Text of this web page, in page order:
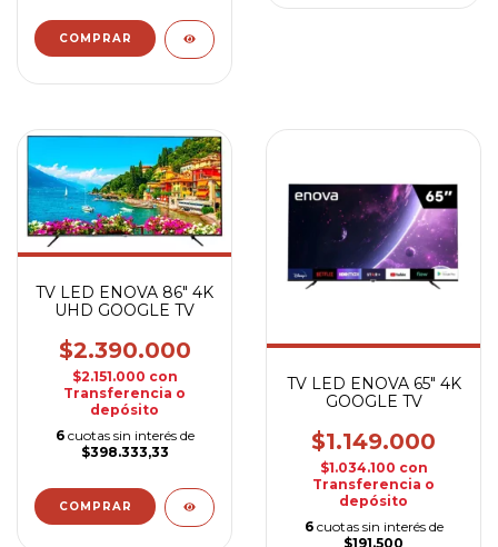
TV LED ENOVA 86" 4K
UHD GOOGLE TV
$2.390.000
$2.151.000 con
Transferencia o
depósito
6 cuotas sin interés de
$398.333,33
TV LED ENOVA 65" 4K
GOOGLE TV
$1.149.000
$1.034.100 con
Transferencia o
depósito
6 cuotas sin interés de
$191.500